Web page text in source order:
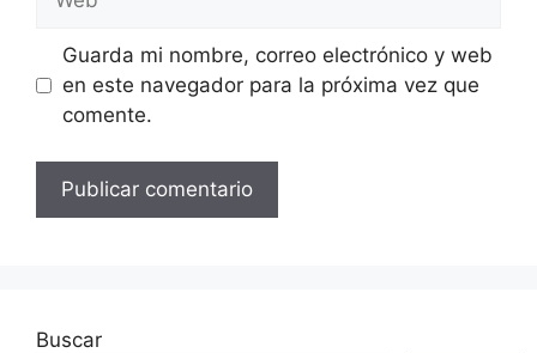
Guarda mi nombre, correo electrónico y web
en este navegador para la próxima vez que
comente.
Buscar